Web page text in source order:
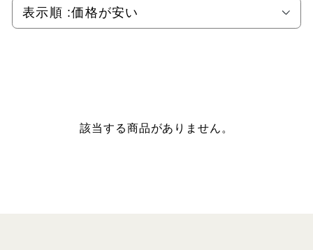
表示順 :価格が安い
該当する商品がありません。